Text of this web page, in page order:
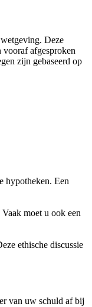
Deze
afgesproken
zijn gebaseerd op
hypotheken. Een
moet u ook een
ethische discussie
van uw schuld af bij